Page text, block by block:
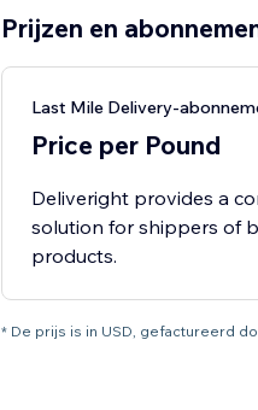
Prijzen en
Last Mile Delivery-
Price per Pound
Deliveright provides a
solution for shippers of
products.
* De prijs is in USD, gefactureerd